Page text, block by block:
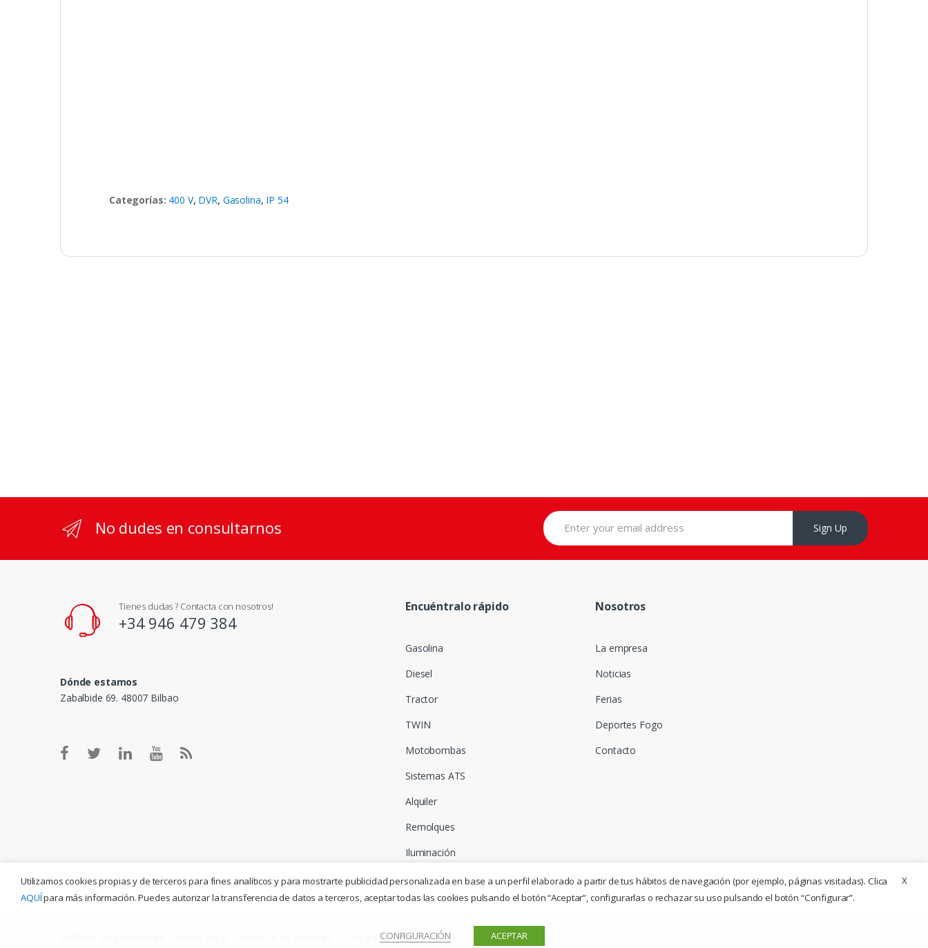
Categorías: 400 V, DVR, Gasolina, IP 54
No dudes en consultarnos Sign Up
Encuéntralo rápido
Gasolina
Diesel
Tractor
TWIN
Motobombas
Sistemas ATS
Alquiler
Remolques
Iluminación
Nosotros
La empresa
Noticias
Ferias
Deportes Fogo
Contacto
Tienes dudas ? Contacta con nosotros!
+34 946 479 384
Dónde estamos
Zabalbide 69. 48007 Bilbao
Fogoiberica- Todos los derechos reservados
X
Utilizamos cookies propias y de terceros para fines analíticos y para mostrarte publicidad personalizada en base a un perfil elaborado a partir de tus hábitos de navegación (por ejemplo, páginas visitadas). Clica
AQUÍpara más información. Puedes autorizar la transferencia de datos a terceros, aceptar todas las cookies pulsando el botón “Aceptar”, configurarlas o rechazar su uso pulsando el botón “Configurar”.
CONFIGURACIÓN ACEPTAR